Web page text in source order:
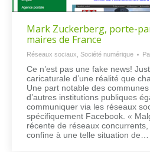
Mark Zuckerberg, porte-
maires de France
Réseaux sociaux, Société numérique
Ce n’est pas une fake news!
caricaturale d’une réalité que
Une part notable des
d’autres institutions publiques
communiquer via les réseaux
spécifiquement Facebook. «
récente de réseaux
confine à une telle situation de…